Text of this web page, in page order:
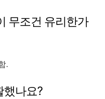
무조건 유리한가
.
했나요?